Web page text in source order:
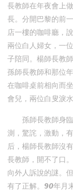
長教師在年夜會上
長。分開巴黎的前
店一樓的咖啡廳，
兩位白人婦女，一
子陪同。楊師長教
孫師長教師和那位
在咖啡桌前相向而
會兒，兩位白叟淚
孫師長教師身
測，驚詫，激動，
后，楊師長教師沒
長教師，開不了口
向外人訴說的謎。
有了正解。90年月